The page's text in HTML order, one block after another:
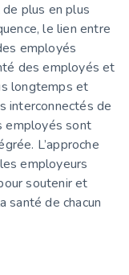
plus en plus
le lien entre
employés
des employés et
longtemps et
interconnectés de
employés sont
L’approche
employeurs
soutenir et
santé de chacun